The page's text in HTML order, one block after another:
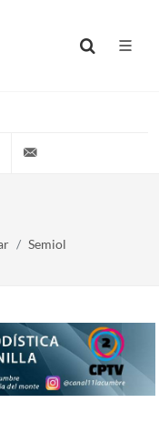
(+54)(9)3548-576073
Semiol